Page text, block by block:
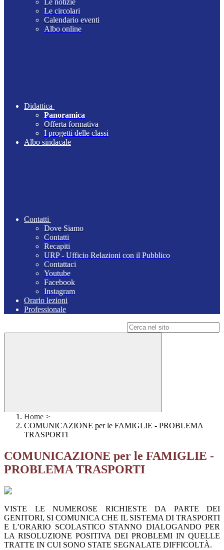
Le notizie
Le circolari
Calendario eventi
Albo online
Didattica
Panoramica
Offerta formativa
I progetti delle classi
Albo sindacale
Contatti
Dove Siamo
Contatti
Recapiti
URP - Ufficio Relazioni con il Pubblico
Contattaci
Youtube
Facebook
Instagram
Orario lezioni
Professionale
Home >
COMUNICAZIONE per le FAMIGLIE - PROBLEMA
TRASPORTI
COMUNICAZIONE per le FAMIGLIE -
PROBLEMA TRASPORTI
VISTE LE NUMEROSE RICHIESTE DA PARTE DEI
GENITORI, SI COMUNICA CHE IL SISTEMA DI TRASPORTI
E L’ORARIO SCOLASTICO STANNO DIALOGANDO PER
LA RISOLUZIONE POSITIVA DEI PROBLEMI IN QUELLE
TRATTE IN CUI SONO STATE SEGNALATE DIFFICOLTÀ.